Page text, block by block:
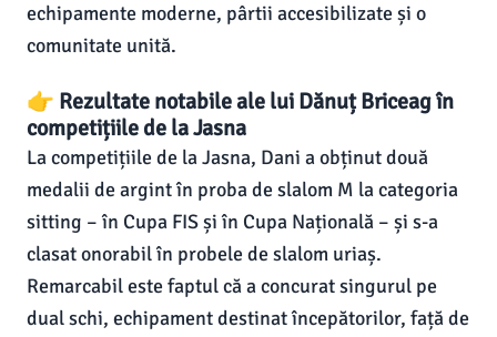
echipamente moderne, pârtii accesibilizate și o
comunitate unită.
👉 Rezultate notabile ale lui Dănuț Briceag în
competițiile de la Jasna
La competițiile de la Jasna, Dani a obținut două
medalii de argint în proba de slalom M la categoria
sitting – în Cupa FIS și în Cupa Națională – și s-a
clasat onorabil în probele de slalom uriaș.
Remarcabil este faptul că a concurat singurul pe
dual schi, echipament destinat începătorilor, față de